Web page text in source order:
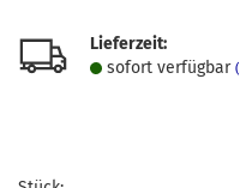
Lieferzeit:
sofort verfügbar